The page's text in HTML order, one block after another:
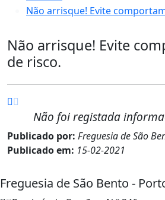
Não arrisque! Evite
Não arrisque! Evite
de risco.
Não foi registada
Publicado por: Freguesia de São
Publicado em: 15-02-2021
Freguesia de São Bento -